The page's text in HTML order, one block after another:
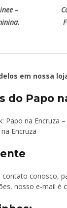
–
em nossa
do Papo
Papo na Encruza –
Encruza
conosco,
nosso e-mail é